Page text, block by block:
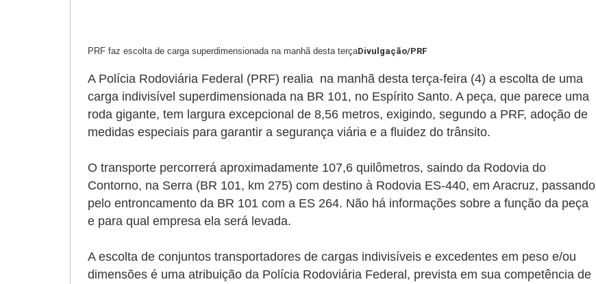
PRF faz escolta de carga superdimensionada na manhã desta terçaDivulgação/PRF
A Polícia Rodoviária Federal (PRF) realia na manhã desta terça-feira (4) a escolta de uma
carga indivisível superdimensionada na BR 101, no Espírito Santo. A peça, que parece uma
roda gigante, tem largura excepcional de 8,56 metros, exigindo, segundo a PRF, adoção de
medidas especiais para garantir a segurança viária e a fluidez do trânsito.
O transporte percorrerá aproximadamente 107,6 quilômetros, saindo da Rodovia do
Contorno, na Serra (BR 101, km 275) com destino à Rodovia ES-440, em Aracruz, passando
pelo entroncamento da BR 101 com a ES 264. Não há informações sobre a função da peça
e para qual empresa ela será levada.
A escolta de conjuntos transportadores de cargas indivisíveis e excedentes em peso e/ou
dimensões é uma atribuição da Polícia Rodoviária Federal, prevista em sua competência de